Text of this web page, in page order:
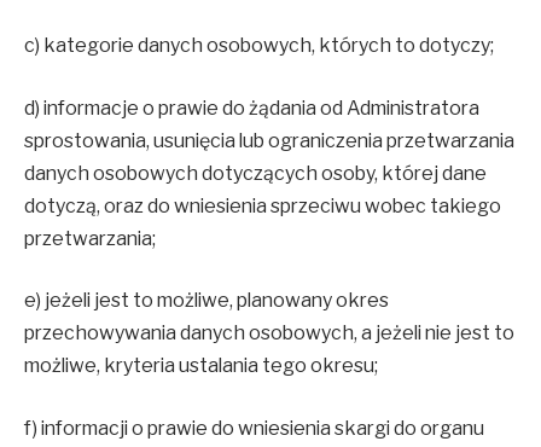
c) kategorie danych osobowych, których to dotyczy;
d) informacje o prawie do żądania od Administratora
sprostowania, usunięcia lub ograniczenia przetwarzania
danych osobowych dotyczących osoby, której dane
dotyczą, oraz do wniesienia sprzeciwu wobec takiego
przetwarzania;
e) jeżeli jest to możliwe, planowany okres
przechowywania danych osobowych, a jeżeli nie jest to
możliwe, kryteria ustalania tego okresu;
f) informacji o prawie do wniesienia skargi do organu